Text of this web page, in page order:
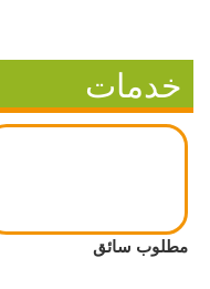
خدمات
مطلوب سائق